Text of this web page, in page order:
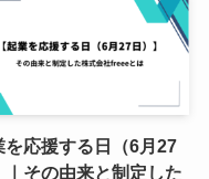
を応援する日（6月27
｜その由来と制定した